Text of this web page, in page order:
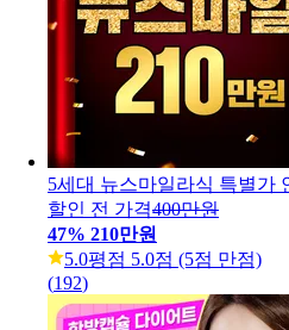
5세대 뉴스마일라식 특별가
할인 전 가격400만원
47% 210만원
5.0평점 5.0점 (5점 만점)
(192)